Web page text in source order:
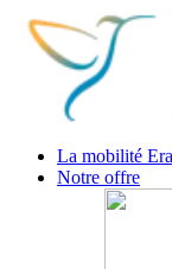
La mobilité
Notre offre